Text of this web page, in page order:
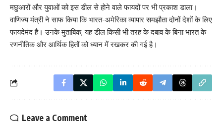
मछुआरों और युवाओं को इस डील से होने वाले फायदों पर भी प्रकाश डाला।
वाणिज्य मंत्री ने साफ किया कि भारत-अमेरिका व्यापार समझौता दोनों देशों के लिए
फायदेमंद है। उनके मुताबिक, यह डील किसी भी तरह के दबाव के बिना भारत के
रणनीतिक और आर्थिक हितों को ध्यान में रखकर की गई है।
Leave a Comment